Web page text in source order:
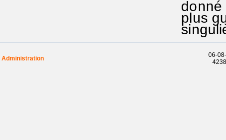
donné
plus
Administration
06-